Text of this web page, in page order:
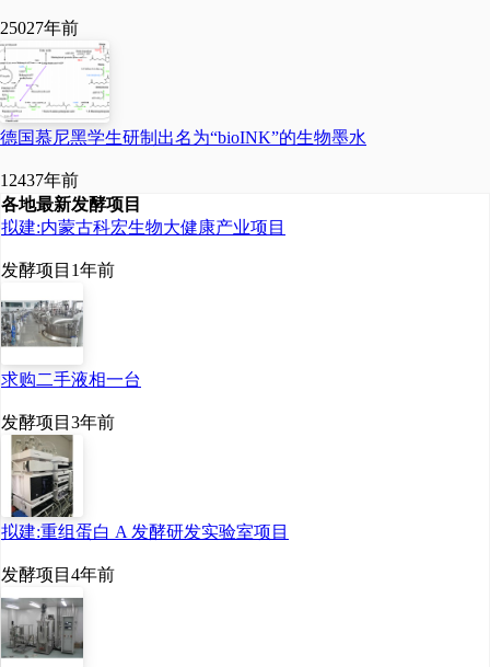
25027年前
德国慕尼黑学生研制出名为“bioINK”的生物墨水
12437年前
各地最新发酵项目
拟建:内蒙古科宏生物大健康产业项目
发酵项目 1年前
求购二手液相一台
发酵项目 3年前
拟建:重组蛋白 A 发酵研发实验室项目
发酵项目 4年前